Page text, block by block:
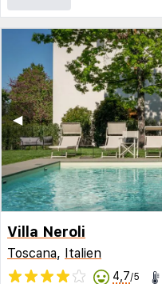
◀︎
Villa Neroli
Toscana, Italien
4,7/5